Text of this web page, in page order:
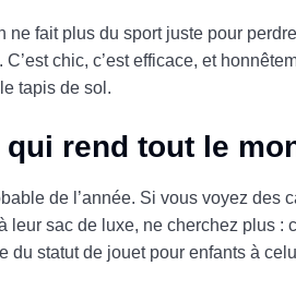
ne fait plus du sport juste pour
chic, c’est efficace, et
tapis de sol.
rend tout le
de l’année. Si vous voyez des
sac de luxe, ne cherchez plus :
statut de jouet pour enfants à